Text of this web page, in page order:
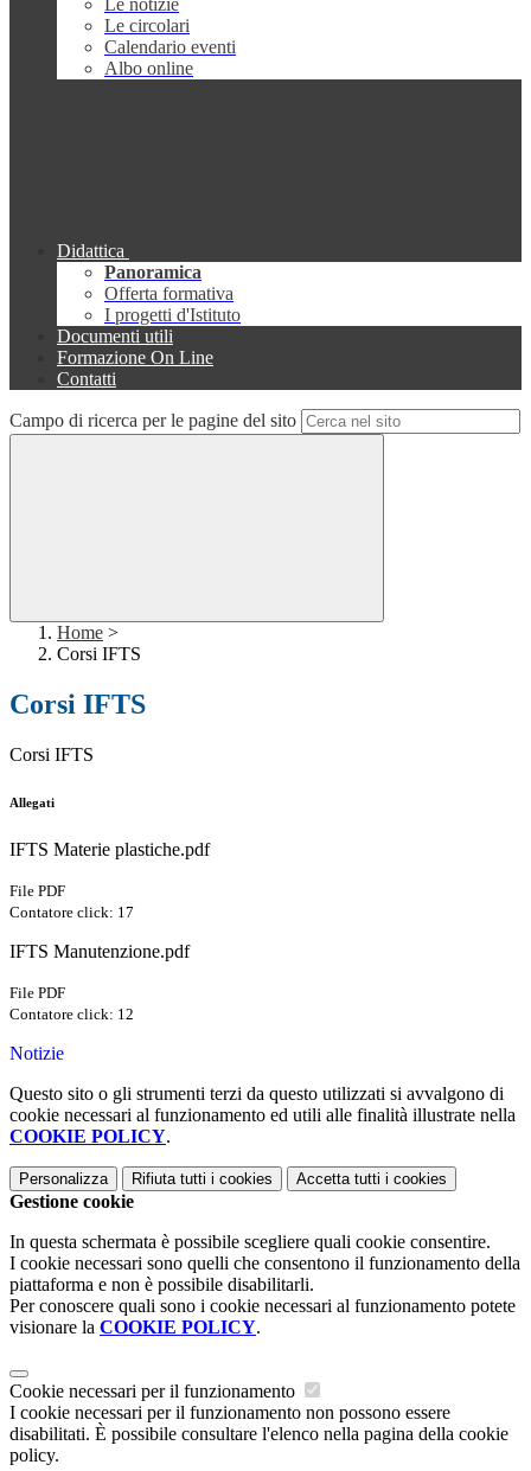
Le notizie
Le circolari
Calendario eventi
Albo online
Didattica
Panoramica
Offerta formativa
I progetti d'Istituto
Documenti utili
Formazione On Line
Contatti
Campo di ricerca per le pagine del sito
Home >
Corsi IFTS
Corsi IFTS
Corsi IFTS
Allegati
IFTS Materie plastiche.pdf
File PDF
Contatore click: 17
IFTS Manutenzione.pdf
File PDF
Contatore click: 12
Notizie
Questo sito o gli strumenti terzi da questo utilizzati si avvalgono di
cookie necessari al funzionamento ed utili alle finalità illustrate nella
COOKIE POLICY.
Personalizza Rifiuta tutti i cookies Accetta tutti i cookies
Gestione cookie
In questa schermata è possibile scegliere quali cookie consentire.
I cookie necessari sono quelli che consentono il funzionamento della
piattaforma e non è possibile disabilitarli.
Per conoscere quali sono i cookie necessari al funzionamento potete
visionare la COOKIE POLICY.
Cookie necessari per il funzionamento
I cookie necessari per il funzionamento non possono essere
disabilitati. È possibile consultare l'elenco nella pagina della cookie
policy.